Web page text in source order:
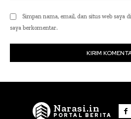
Simpan nama, email, dan situs web saya
saya berkomentar.
Narasi.in
PORTAL BERITA